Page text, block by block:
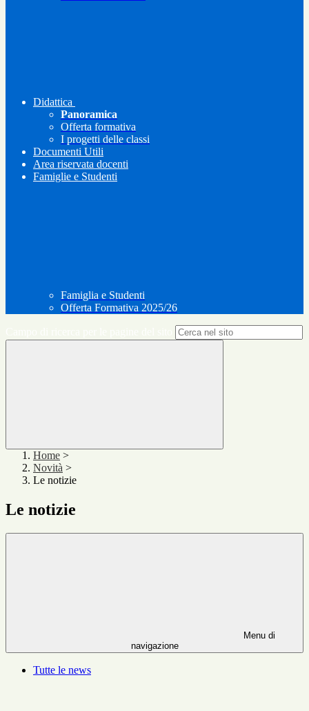
Didattica
Panoramica
Offerta formativa
I progetti delle classi
Documenti Utili
Area riservata docenti
Famiglie e Studenti
Famiglia e Studenti
Offerta Formativa 2025/26
Home >
Novità >
Le notizie
Le notizie
Menu di
navigazione
Tutte le news